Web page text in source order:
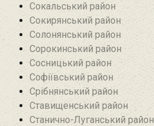
Сокальський район
Сокирянський район
Солонянський район
Сорокинський район
Сосницький район
Софіївський район
Срібнянський район‎
Ставищенський район
Станично-Луганський район‎